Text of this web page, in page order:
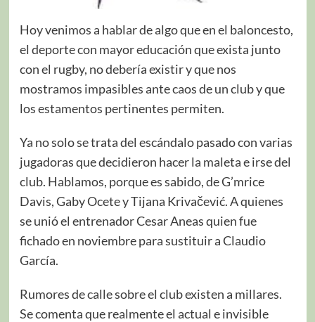
Hoy venimos a hablar de algo que en el baloncesto,
el deporte con mayor educación que exista junto
con el rugby, no debería existir y que nos
mostramos impasibles ante caos de un club y que
los estamentos pertinentes permiten.
Ya no solo se trata del escándalo pasado con varias
jugadoras que decidieron hacer la maleta e irse del
club. Hablamos, porque es sabido, de G’mrice
Davis, Gaby Ocete y Tijana Krivačević. A quienes
se unió el entrenador Cesar Aneas quien fue
fichado en noviembre para sustituir a Claudio
García.
Rumores de calle sobre el club existen a millares.
Se comenta que realmente el actual e invisible